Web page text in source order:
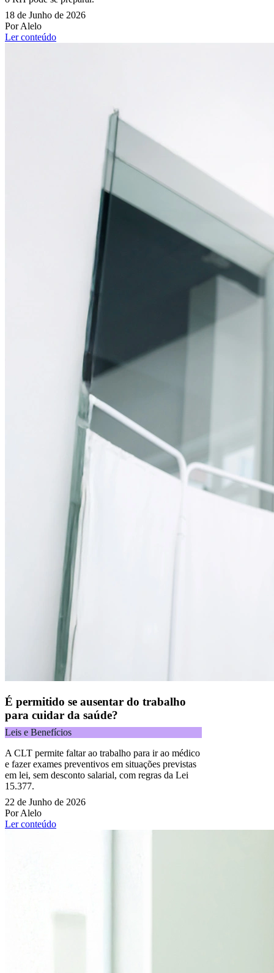
18 de Junho de 2026
Por Alelo
Ler conteúdo
É permitido se ausentar do trabalho
para cuidar da saúde?
Leis e Benefícios
A CLT permite faltar ao trabalho para ir ao médico
e fazer exames preventivos em situações previstas
em lei, sem desconto salarial, com regras da Lei
15.377.
22 de Junho de 2026
Por Alelo
Ler conteúdo